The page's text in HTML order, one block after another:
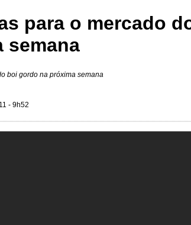
para o mercado
semana
boi gordo na próxima semana
- 9h52